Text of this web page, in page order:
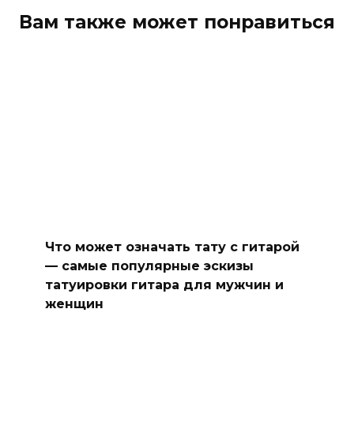
Вам также может понравиться
Что может означать тату с гитарой
— самые популярные эскизы
татуировки гитара для мужчин и
женщин